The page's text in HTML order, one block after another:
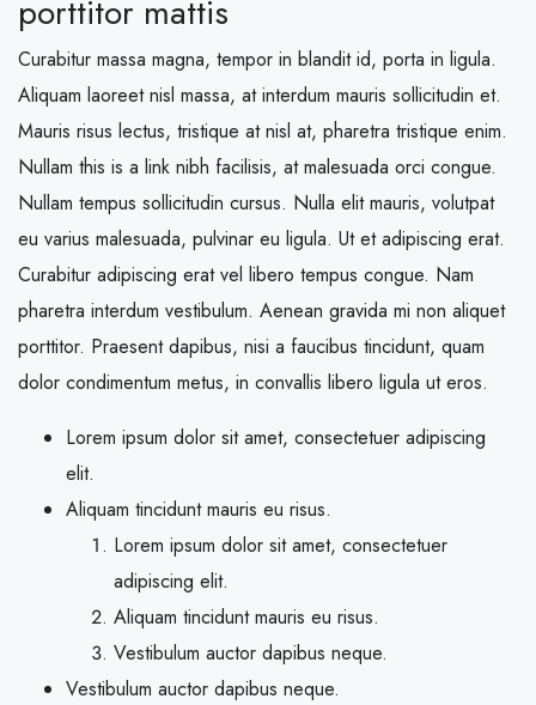
porttitor mattis
Curabitur massa magna, tempor in blandit id, porta in ligula.
Aliquam laoreet nisl massa, at interdum mauris sollicitudin et.
Mauris risus lectus, tristique at nisl at, pharetra tristique enim.
Nullam this is a link nibh facilisis, at malesuada orci congue.
Nullam tempus sollicitudin cursus. Nulla elit mauris, volutpat
eu varius malesuada, pulvinar eu ligula. Ut et adipiscing erat.
Curabitur adipiscing erat vel libero tempus congue. Nam
pharetra interdum vestibulum. Aenean gravida mi non aliquet
porttitor. Praesent dapibus, nisi a faucibus tincidunt, quam
dolor condimentum metus, in convallis libero ligula ut eros.
Lorem ipsum dolor sit amet, consectetuer adipiscing
elit.
Aliquam tincidunt mauris eu risus.
Lorem ipsum dolor sit amet, consectetuer
adipiscing elit.
Aliquam tincidunt mauris eu risus.
Vestibulum auctor dapibus neque.
Vestibulum auctor dapibus neque.